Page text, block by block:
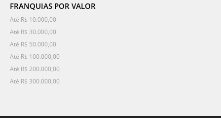
FRANQUIAS POR VALOR
Até R$ 10.000,00
Até R$ 30.000,00
Até R$ 50.000,00
Até R$ 100.000,00
Até R$ 200.000,00
Até R$ 300.000,00